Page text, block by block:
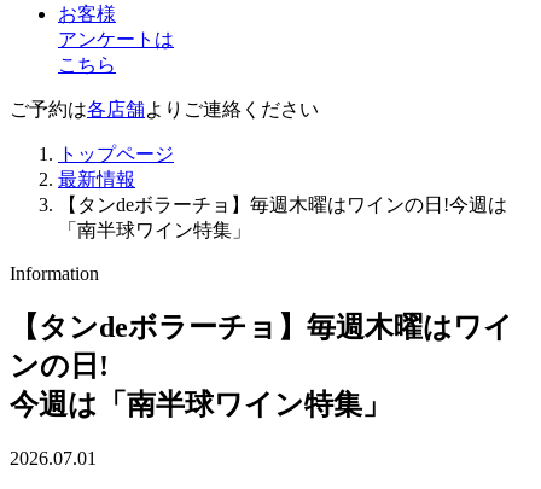
お客様
アンケートは
こちら
ご予約は各店舗よりご連絡ください
トップページ
最新情報
【タンdeボラーチョ】毎週木曜はワインの日!今週は
「南半球ワイン特集」
Information
【タンdeボラーチョ】毎週木曜はワイ
ンの日!
今週は「南半球ワイン特集」
2026.07.01